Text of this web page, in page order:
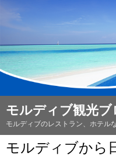
モルディブ観光ブ
モルディブのレストラン、ホテル
モルディブから